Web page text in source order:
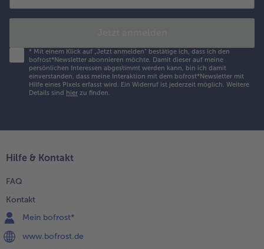
* Mit einem Klick auf „Jetzt anmelden" bestätige ich, dass ich den
bofrost*Newsletter abonnieren möchte. Damit dieser auf meine
persönlichen Interessen abgestimmt werden kann, bin ich damit
einverstanden, dass meine Interaktion mit dem bofrost*Newsletter mit
Hilfe eines Pixels erfasst wird. Ein Widerruf ist jederzeit möglich. Weitere
Details sind hier zu finden.
Hilfe & Kontakt
FAQ
Kontakt
Mein bofrost*
www.bofrost.de